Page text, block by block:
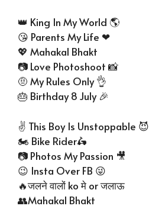
👑 King In My World 🌎
😘 Parents My Life ❤
💖 Mahakal Bhakt
📷 Love Photoshoot 📸
🤨 My Rules Only 👌
🎂 Birthday 8 July 🎉
✌ This Boy Is Unstoppable 😈
🏍 Bike Rider🛵
📷 Photos My Passion 🎥
😉 Insta Over FB 😜
🔥जलने वालों ko मे or जलाऊ
👥Mahakal Bhakt